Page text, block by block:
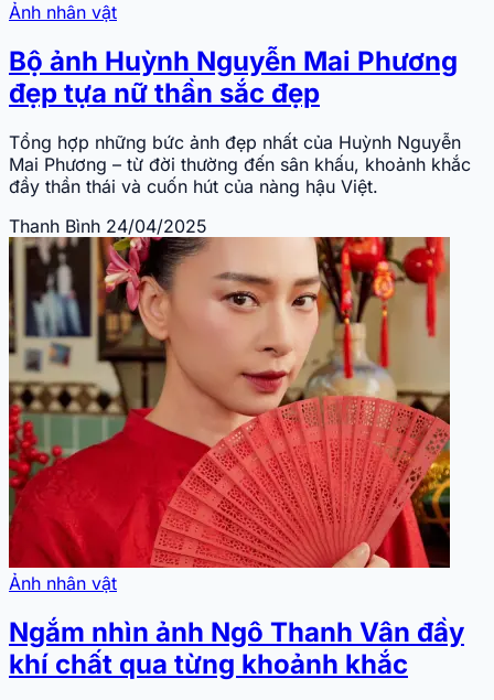
Ảnh nhân vật
Bộ ảnh Huỳnh Nguyễn Mai Phương
đẹp tựa nữ thần sắc đẹp
Tổng hợp những bức ảnh đẹp nhất của Huỳnh Nguyễn
Mai Phương – từ đời thường đến sân khấu, khoảnh khắc
đầy thần thái và cuốn hút của nàng hậu Việt.
Thanh Bình 24/04/2025
Ảnh nhân vật
Ngắm nhìn ảnh Ngô Thanh Vân đầy
khí chất qua từng khoảnh khắc